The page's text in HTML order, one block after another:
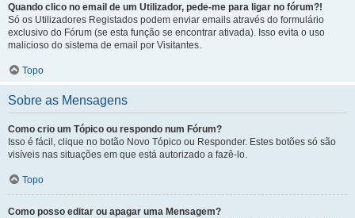
Quando clico no email de um Utilizador, pede-me para ligar no fórum?!
Só os Utilizadores Registados podem enviar emails através do formulário
exclusivo do Fórum (se esta função se encontrar ativada). Isso evita o uso
malicioso do sistema de email por Visitantes.
Topo
Sobre as Mensagens
Como crio um Tópico ou respondo num Fórum?
Isso é fácil, clique no botão Novo Tópico ou Responder. Estes botões só são
visíveis nas situações em que está autorizado a fazê-lo.
Topo
Como posso editar ou apagar uma Mensagem?